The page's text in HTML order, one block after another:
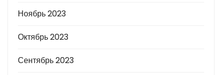
Ноябрь 2023
Октябрь 2023
Сентябрь 2023